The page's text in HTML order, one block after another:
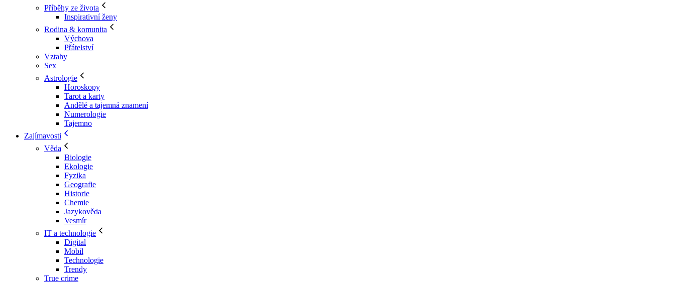
Příběhy ze života
Inspirativní ženy
Rodina & komunita
Výchova
Přátelství
Vztahy
Sex
Astrologie
Horoskopy
Tarot a karty
Andělé a tajemná znamení
Numerologie
Tajemno
Zajímavosti
Věda
Biologie
Ekologie
Fyzika
Geografie
Historie
Chemie
Jazykověda
Vesmír
IT a technologie
Digital
Mobil
Technologie
Trendy
True crime